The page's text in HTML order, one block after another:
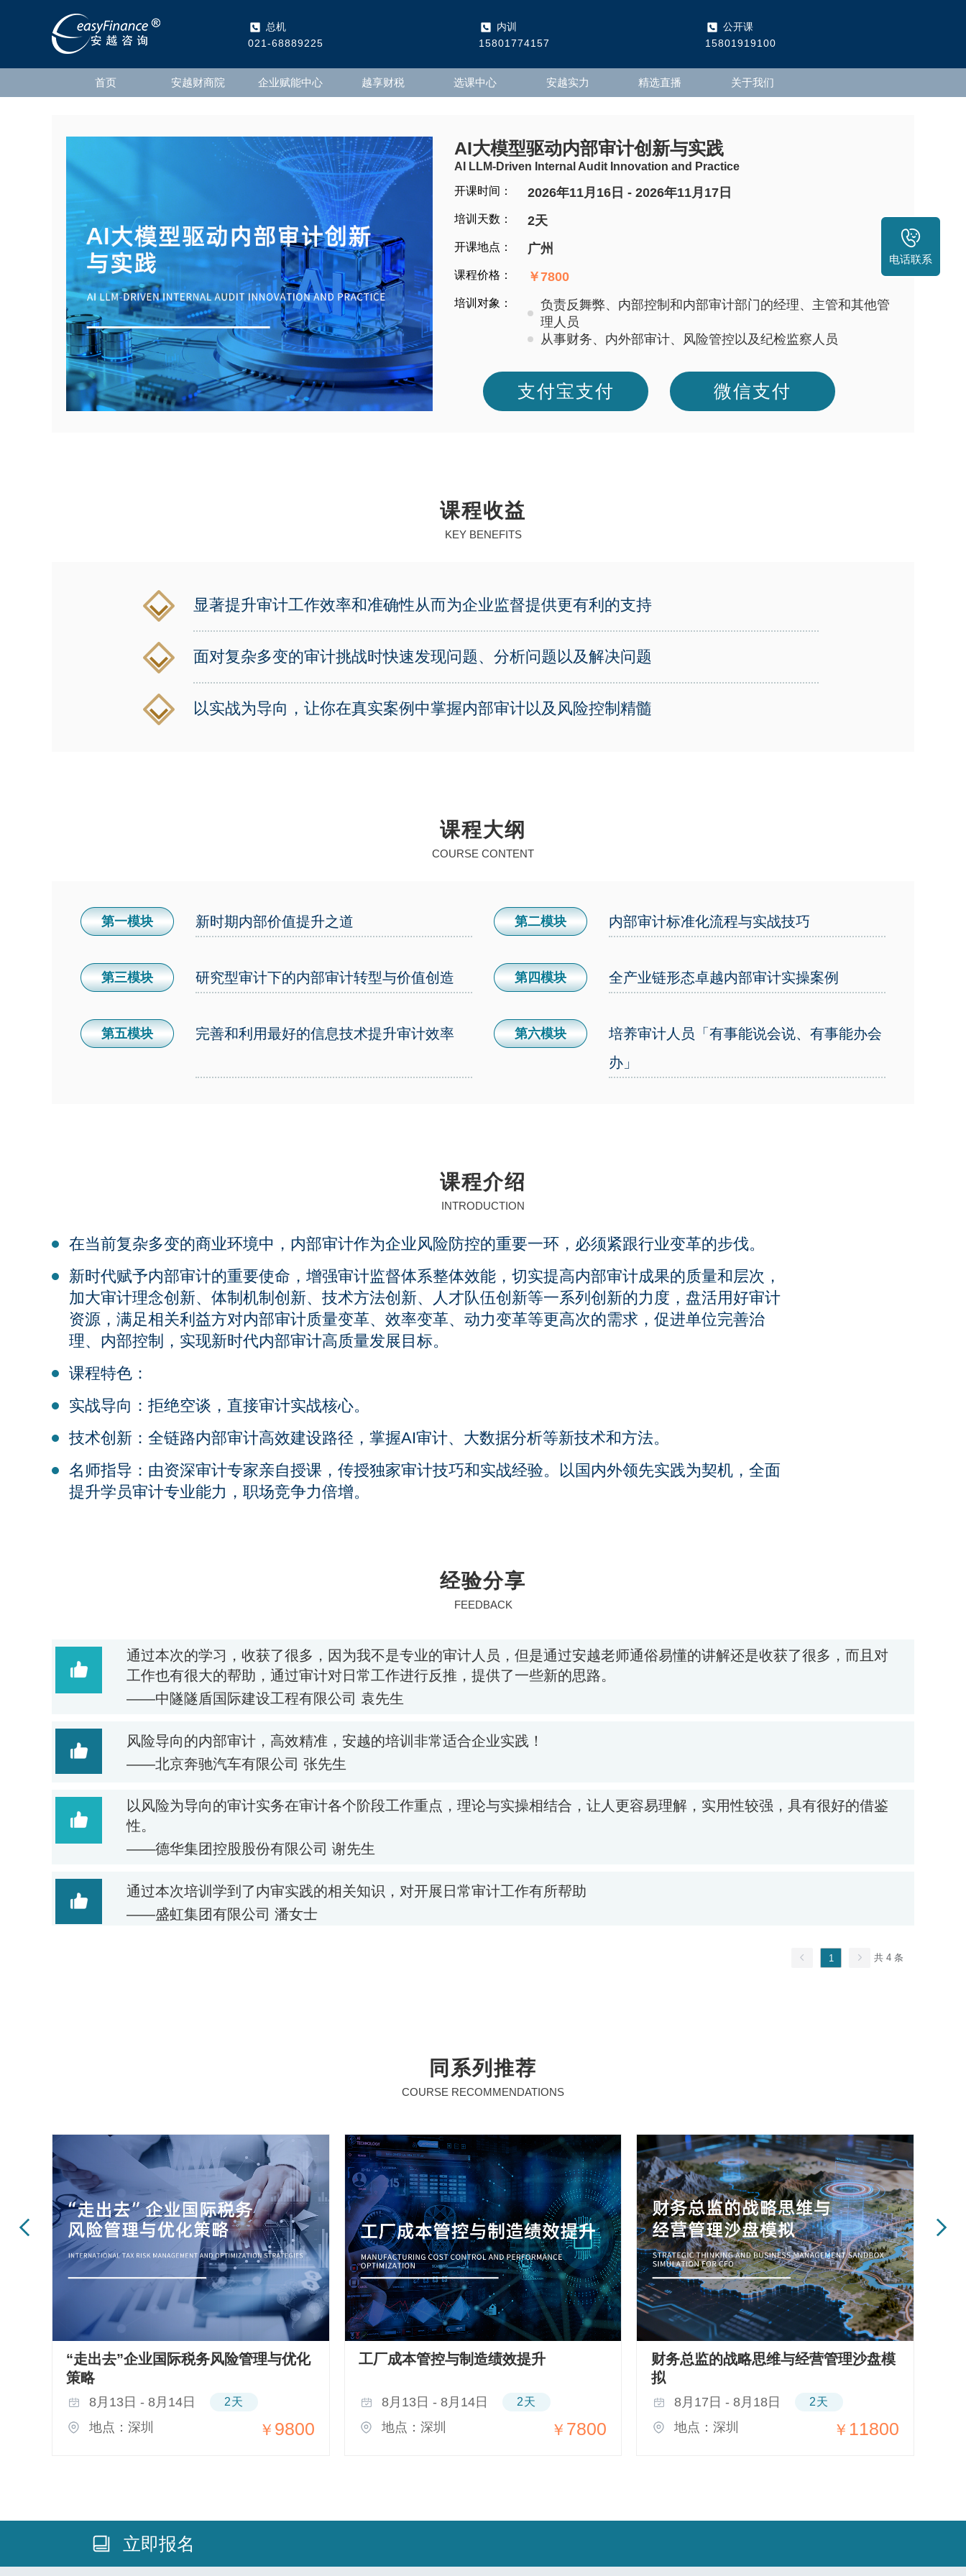
总机
021-68889225
内训
15801774157
公开课
15801919100
首页 安越财商院 企业赋能中心 越享财税 选课中心 安越实力 精选直播 关于我们
AI大模型驱动内部审计创新与实践
AI LLM-Driven Internal Audit Innovation and Practice
开课时间：
2026年11月16日 - 2026年11月17日
培训天数： 2天
开课地点： 广州
课程价格： ￥7800
培训对象：
负责反舞弊、内部控制和内部审计部门的经理、主管和其他管
理人员
从事财务、内外部审计、风险管控以及纪检监察人员
支付宝支付 微信支付
课程收益
KEY BENEFITS
显著提升审计工作效率和准确性从而为企业监督提供更有利的支持
面对复杂多变的审计挑战时快速发现问题、分析问题以及解决问题
以实战为导向，让你在真实案例中掌握内部审计以及风险控制精髓
课程大纲
COURSE CONTENT
第一模块 新时期内部价值提升之道 第二模块 内部审计标准化流程与实战技巧
第三模块 研究型审计下的内部审计转型与价值创造 第四模块 全产业链形态卓越内部审计实操案例
第五模块 完善和利用最好的信息技术提升审计效率 第六模块
培养审计人员「有事能说会说、有事能办会
办」
课程介绍
INTRODUCTION
在当前复杂多变的商业环境中，内部审计作为企业风险防控的重要一环，必须紧跟行业变革的步伐。
新时代赋予内部审计的重要使命，增强审计监督体系整体效能，切实提高内部审计成果的质量和层次，
加大审计理念创新、体制机制创新、技术方法创新、人才队伍创新等一系列创新的力度，盘活用好审计
资源，满足相关利益方对内部审计质量变革、效率变革、动力变革等更高次的需求，促进单位完善治
理、内部控制，实现新时代内部审计高质量发展目标。
课程特色：
实战导向：拒绝空谈，直接审计实战核心。
技术创新：全链路内部审计高效建设路径，掌握AI审计、大数据分析等新技术和方法。
名师指导：由资深审计专家亲自授课，传授独家审计技巧和实战经验。以国内外领先实践为契机，全面
提升学员审计专业能力，职场竞争力倍增。
经验分享
FEEDBACK
1 共 4 条
同系列推荐
COURSE RECOMMENDATIONS
“走出去”企业国际税务风险管理与优化
策略
8月13日 - 8月14日 2天
地点：深圳 ￥ 9800
工厂成本管控与制造绩效提升
8月13日 - 8月14日 2天
地点：深圳 ￥ 7800
财务总监的战略思维与经营管理沙盘模
拟
8月17日 - 8月18日 2天
地点：深圳 ￥ 11800
立即报名
电话联系